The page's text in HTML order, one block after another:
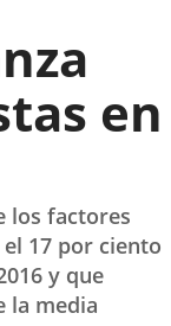
en
los factores
17 por ciento
y que
la media